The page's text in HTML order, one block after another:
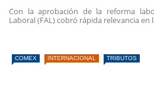
Con la aprobación de la reforma
Laboral (FAL) cobró rápida relevancia en
COMEX INTERNACIONAL TRIBUTOS